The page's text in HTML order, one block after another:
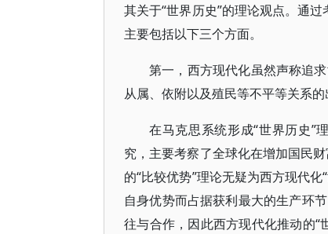
其关于“世界历史”的理论观点。通
主要包括以下三个方面。
第一，西方现代化虽然声称追
从属、依附以及殖民等不平等关系的
在马克思系统形成“世界历史”
究，主要考察了全球化在增加国民
的“比较优势”理论无疑为西方现代
自身优势而占据获利最大的生产环
往与合作，因此西方现代化推动的